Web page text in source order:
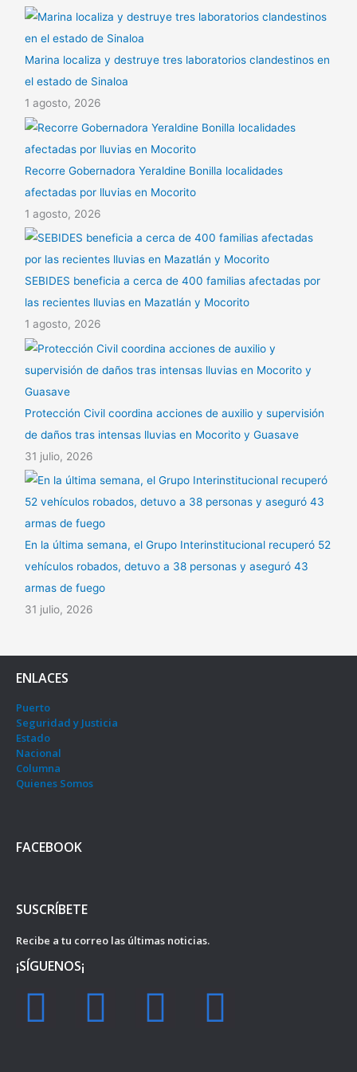
Marina localiza y destruye tres laboratorios clandestinos en
el estado de Sinaloa
1 agosto, 2026
Recorre Gobernadora Yeraldine Bonilla localidades
afectadas por lluvias en Mocorito
1 agosto, 2026
SEBIDES beneficia a cerca de 400 familias afectadas por
las recientes lluvias en Mazatlán y Mocorito
1 agosto, 2026
Protección Civil coordina acciones de auxilio y supervisión
de daños tras intensas lluvias en Mocorito y Guasave
31 julio, 2026
En la última semana, el Grupo Interinstitucional recuperó 52
vehículos robados, detuvo a 38 personas y aseguró 43
armas de fuego
31 julio, 2026
ENLACES
Puerto
Seguridad y Justicia
Estado
Nacional
Columna
Quienes Somos
FACEBOOK
SUSCRÍBETE
Recibe a tu correo las últimas noticias.
¡SÍGUENOS¡
F
I
Y
T